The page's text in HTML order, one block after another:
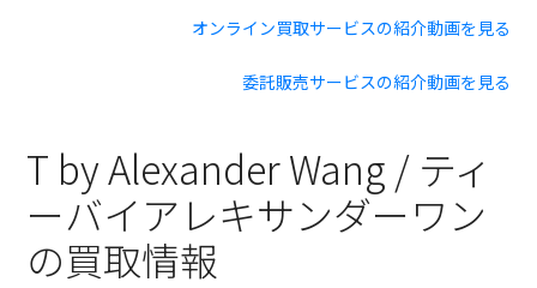
オンライン買取サービスの紹介動画を見る
委託販売サービスの紹介動画を見る
T by Alexander Wang / ティ
ーバイアレキサンダーワン
の買取情報